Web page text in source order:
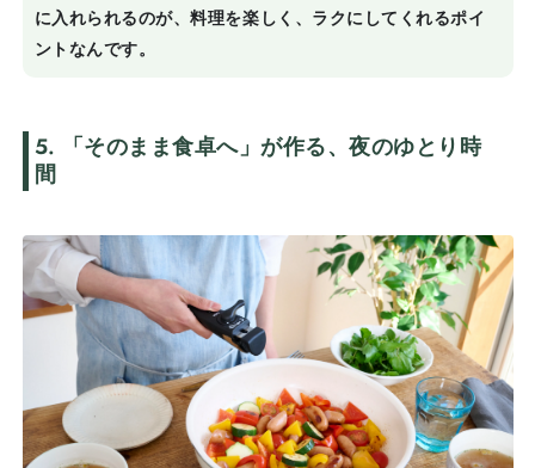
に入れられるのが、料理を楽しく、ラクにしてくれるポイ
ントなんです。
5. 「そのまま食卓へ」が作る、夜のゆとり時
間